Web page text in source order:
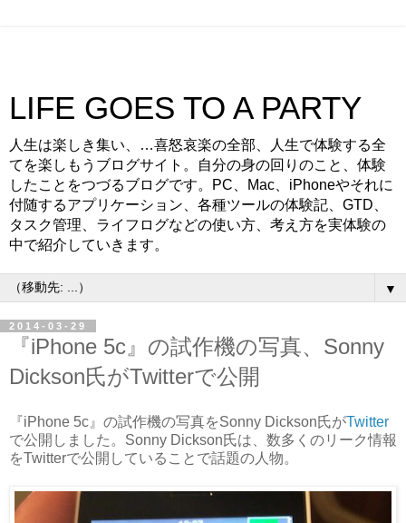
LIFE GOES TO A PARTY
人生は楽しき集い、…喜怒哀楽の全部、人生で体験する全
てを楽しもうブログサイト。自分の身の回りのこと、体験
したことをつづるブログです。PC、Mac、iPhoneやそれに
付随するアプリケーション、各種ツールの体験記、GTD、
タスク管理、ライフログなどの使い方、考え方を実体験の
中で紹介していきます。
▼
2014-03-29
『iPhone 5c』の試作機の写真、Sonny
Dickson氏がTwitterで公開
『iPhone 5c』の試作機の写真をSonny Dickson氏がTwitter
で公開しました。Sonny Dickson氏は、数多くのリーク情報
をTwitterで公開していることで話題の人物。